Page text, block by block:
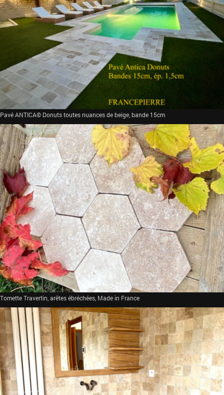
Pavé ANTICA© Donuts toutes nuances de beige, bande 15cm
Tomette Travertin, arêtes ébréchées, Made in France